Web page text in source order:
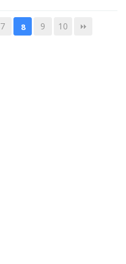
7 8 9 10